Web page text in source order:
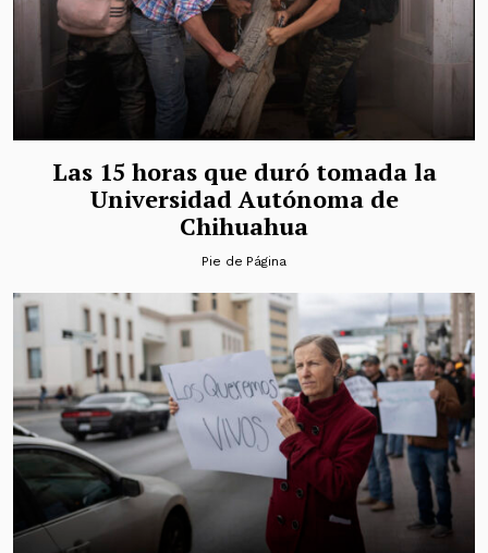
Las 15 horas que duró tomada la
Universidad Autónoma de
Chihuahua
Pie de Página